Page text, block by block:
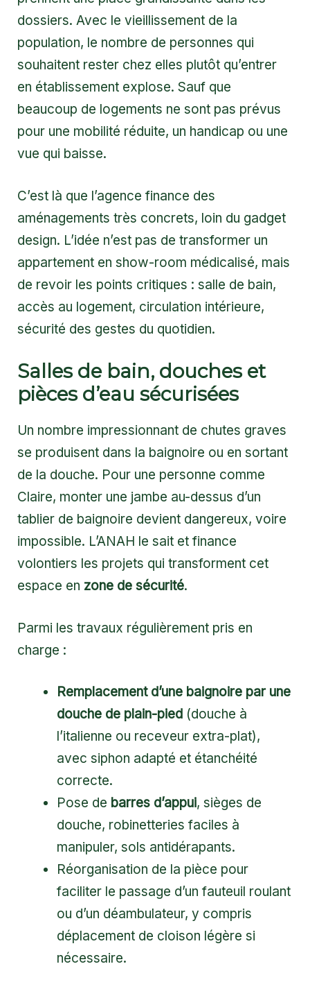
dossiers. Avec le vieillissement de la
population, le nombre de personnes qui
souhaitent rester chez elles plutôt qu’entrer
en établissement explose. Sauf que
beaucoup de logements ne sont pas prévus
pour une mobilité réduite, un handicap ou une
vue qui baisse.
C’est là que l’agence finance des
aménagements très concrets, loin du gadget
design. L’idée n’est pas de transformer un
appartement en show-room médicalisé, mais
de revoir les points critiques : salle de bain,
accès au logement, circulation intérieure,
sécurité des gestes du quotidien.
Salles de bain, douches et
pièces d’eau sécurisées
Un nombre impressionnant de chutes graves
se produisent dans la baignoire ou en sortant
de la douche. Pour une personne comme
Claire, monter une jambe au-dessus d’un
tablier de baignoire devient dangereux, voire
impossible. L’ANAH le sait et finance
volontiers les projets qui transforment cet
espace en zone de sécurité.
Parmi les travaux régulièrement pris en
charge :
Remplacement d’une baignoire par une
douche de plain-pied (douche à
l’italienne ou receveur extra-plat),
avec siphon adapté et étanchéité
correcte.
Pose de barres d’appui, sièges de
douche, robinetteries faciles à
manipuler, sols antidérapants.
Réorganisation de la pièce pour
faciliter le passage d’un fauteuil roulant
ou d’un déambulateur, y compris
déplacement de cloison légère si
nécessaire.